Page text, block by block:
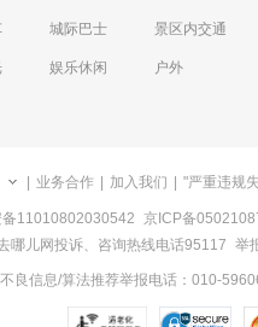
城际巴士 景区内交通
娱乐休闲 户外
业务合作 加入我们 "严重违规
备11010802030542 京ICP备
哪儿网投诉、咨询热线电话95117 举
良信息/算法推荐举报电话：010-